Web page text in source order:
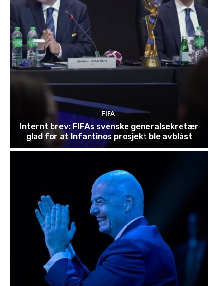
FIFA
Internt brev: FIFAs svenske generalsekretær
glad for at Infantinos prosjekt ble avblåst